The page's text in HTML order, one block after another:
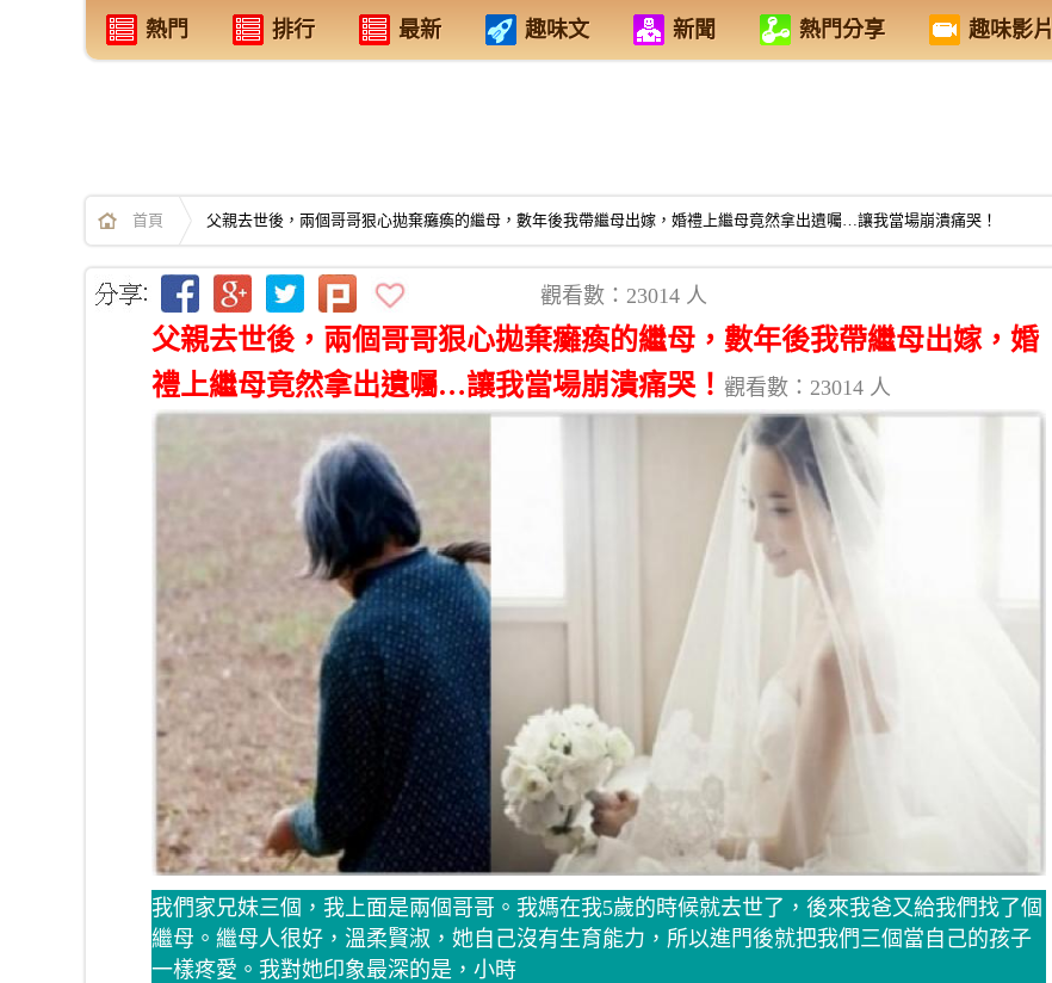
熱門 排行 最新 趣味文 新聞 熱門分享 趣味影片
首頁 父親去世後，兩個哥哥狠心拋棄癱瘓的繼母，數年後我帶繼母出嫁，婚禮上繼母竟然拿出遺囑…讓我當場崩潰痛哭！
觀看數：23014 人
父親去世後，兩個哥哥狠心拋棄癱瘓的繼母，數年後我帶繼母出嫁，婚
禮上繼母竟然拿出遺囑…讓我當場崩潰痛哭！ 觀看數：23014 人
我們家兄妹三個，我上面是兩個哥哥。我媽在我5歲的時候就去世了，後來我爸又給我們找了個
繼母。繼母人很好，溫柔賢淑，她自己沒有生育能力，所以進門後就把我們三個當自己的孩子
一樣疼愛。我對她印象最深的是，小時